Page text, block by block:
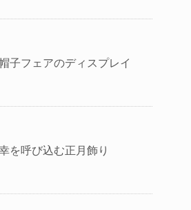
子フェアのディスプレイ
を呼び込む正月飾り